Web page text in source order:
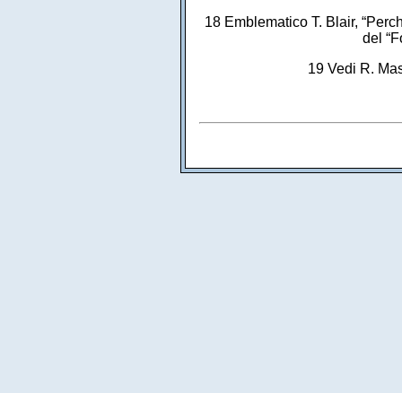
18 Emblematico T. Blair,
del
19 Vedi R.